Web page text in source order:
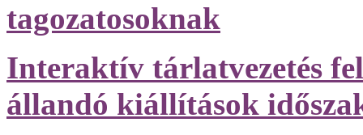
tagozatosoknak
Interaktív tárlatvezetés
állandó kiállítások